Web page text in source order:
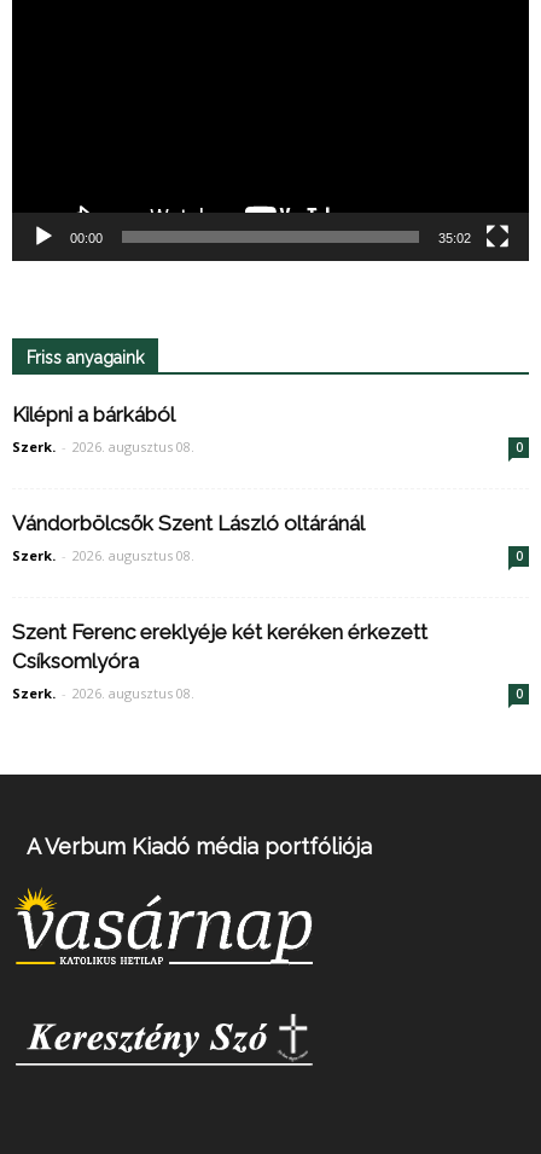
00:00 35:02
Friss anyagaink
Kilépni a bárkából
Szerk. - 2026. augusztus 08. 0
Vándorbölcsők Szent László oltáránál
Szerk. - 2026. augusztus 08. 0
Szent Ferenc ereklyéje két keréken érkezett
Csíksomlyóra
Szerk. - 2026. augusztus 08. 0
A Verbum Kiadó média portfóliója